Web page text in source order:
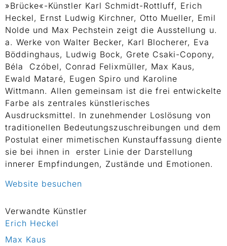
»Brücke«-Künstler Karl Schmidt-Rottluff, Erich
Heckel, Ernst Ludwig Kirchner, Otto Mueller, Emil
Nolde und Max Pechstein zeigt die Ausstellung u.
a. Werke von Walter Becker, Karl Blocherer, Eva
Böddinghaus, Ludwig Bock, Grete Csaki-Copony,
Béla ­ Czóbel, Conrad Felixmüller, Max Kaus,
Ewald Mataré, Eugen Spiro und Karoline
Wittmann. Allen gemeinsam ist die frei entwickelte
Farbe als zentrales künstlerisches
Ausdrucksmittel. In zunehmender Loslösung von
traditionellen Bedeutungszuschreibungen und dem
Postulat einer mimetischen Kunstauffassung diente
sie bei ihnen in ­ erster Linie der Darstellung
innerer Empfindungen, Zustände und Emotionen.
Website besuchen
Verwandte Künstler
Erich Heckel
Max Kaus